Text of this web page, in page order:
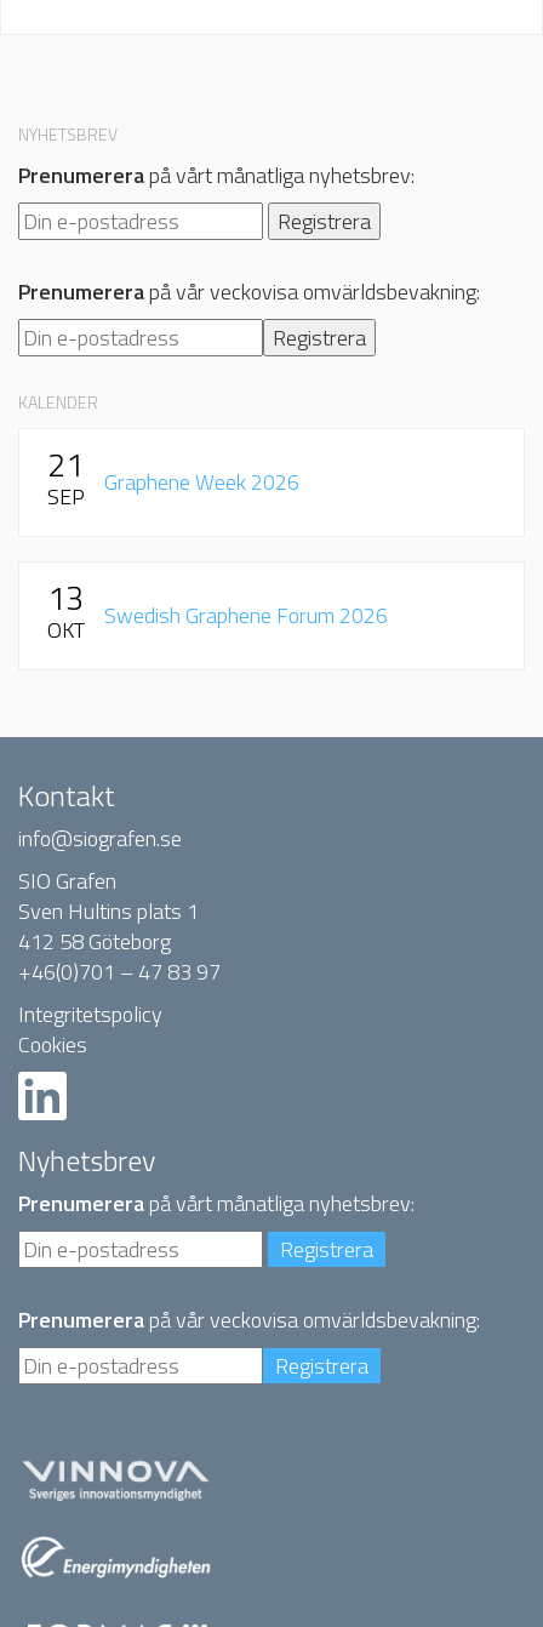
NYHETSBREV
Prenumererapå vårt månatliga nyhetsbrev:
Prenumererapå vår veckovisa omvärldsbevakning:
KALENDER
21
SEP Graphene Week 2026
13
OKT Swedish Graphene Forum 2026
Kontakt
info@siografen.se
SIO Grafen
Sven Hultins plats 1
412 58 Göteborg
+46(0)701 – 47 83 97
Integritetspolicy
Cookies
Nyhetsbrev
Prenumererapå vårt månatliga nyhetsbrev:
Prenumererapå vår veckovisa omvärldsbevakning: